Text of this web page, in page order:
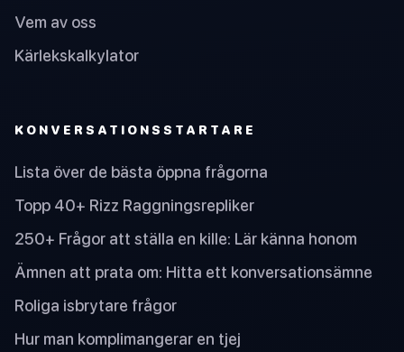
Vem av oss
Kärlekskalkylator
KONVERSATIONSSTARTARE
Lista över de bästa öppna frågorna
Topp 40+ Rizz Raggningsrepliker
250+ Frågor att ställa en kille: Lär känna honom
Ämnen att prata om: Hitta ett konversationsämne
Roliga isbrytare frågor
Hur man komplimangerar en tjej